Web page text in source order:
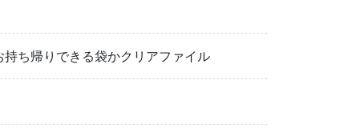
ち帰りできる袋かクリアファイル